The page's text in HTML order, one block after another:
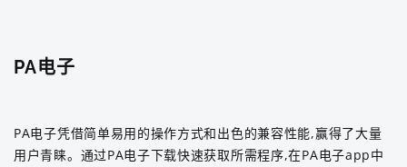
PA电子
PA电子凭借简单易用的操作方式和出色的兼容性能,赢得了大量
用户青睐。通过PA电子下载快速获取所需程序,在PA电子app中